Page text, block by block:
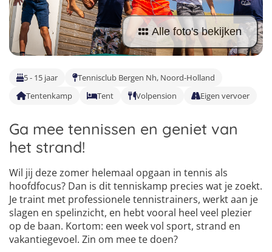
Computerkampen
Musicalkampen
Natuurkampen
Ponykampen
Meidenkampen
Pretpark Kampen
Duitsland
Portugal
Oostenrijk
Italië
Taalreizen Italiaans
Surfkampen Sri Lanka
Golfsurfkampen
Kitesurfkampen
Alle foto's bekijken
5 - 15 jaar
Tennisclub Bergen Nh, Noord-Holland
Tentenkamp
Tent Volpension Eigen vervoer
Ga mee tennissen en geniet van
het strand!
Wil jij deze zomer helemaal opgaan in tennis als
hoofdfocus? Dan is dit tenniskamp precies wat je zoekt.
Je traint met professionele tennistrainers, werkt aan je
slagen en spelinzicht, en hebt vooral heel veel plezier
op de baan. Kortom: een week vol sport, strand en
vakantiegevoel. Zin om mee te doen?